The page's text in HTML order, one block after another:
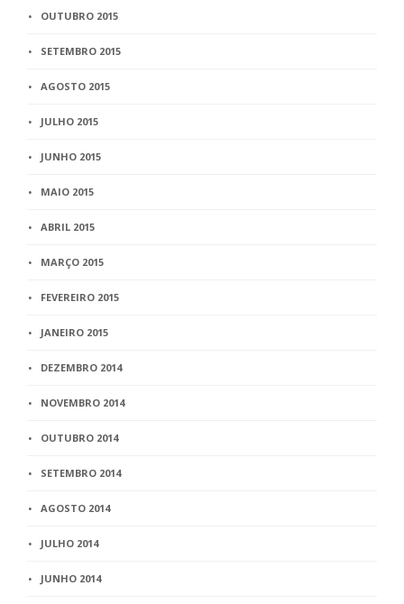
OUTUBRO 2015
SETEMBRO 2015
AGOSTO 2015
JULHO 2015
JUNHO 2015
MAIO 2015
ABRIL 2015
MARÇO 2015
FEVEREIRO 2015
JANEIRO 2015
DEZEMBRO 2014
NOVEMBRO 2014
OUTUBRO 2014
SETEMBRO 2014
AGOSTO 2014
JULHO 2014
JUNHO 2014